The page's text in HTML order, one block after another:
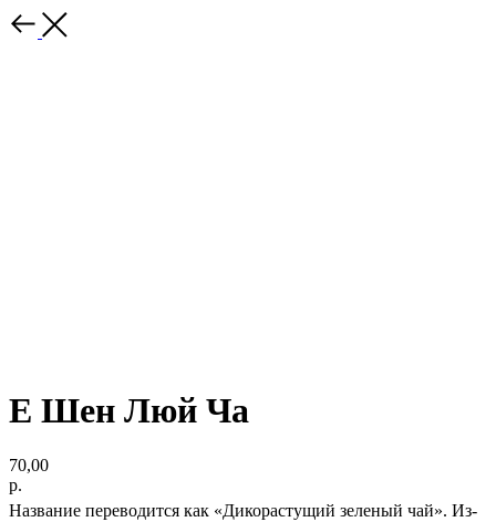
Е Шен Люй Ча
70,00
р.
Название переводится как «Дикорастущий зеленый чай». Из-